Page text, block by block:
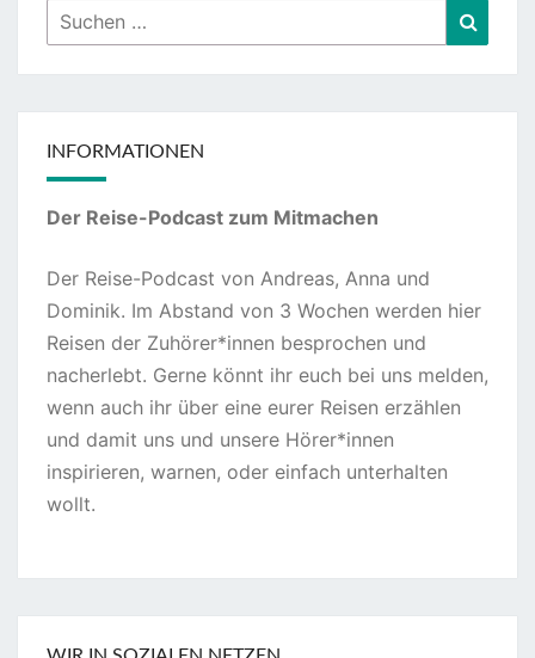
Suchen
nach:
INFORMATIONEN
Der Reise-Podcast zum Mitmachen
Der Reise-Podcast von Andreas, Anna und
Dominik. Im Abstand von 3 Wochen werden hier
Reisen der Zuhörer*innen besprochen und
nacherlebt. Gerne könnt ihr euch bei uns melden,
wenn auch ihr über eine eurer Reisen erzählen
und damit uns und unsere Hörer*innen
inspirieren, warnen, oder einfach unterhalten
wollt.